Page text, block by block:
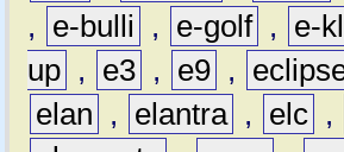
,
e-bulli , e-golf , e-
up , e3 , e9 ,
elan
, elantra , elc ,